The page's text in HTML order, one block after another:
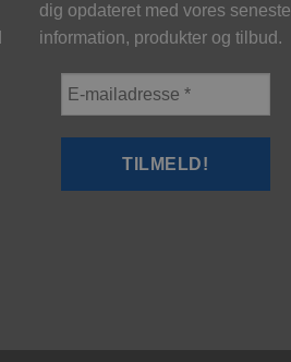
dig opdateret med vores seneste
information, produkter og tilbud.